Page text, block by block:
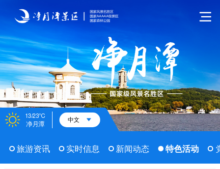
13/23℃
净月潭 中文
旅游资讯 实时信息 新闻动态 特色活动